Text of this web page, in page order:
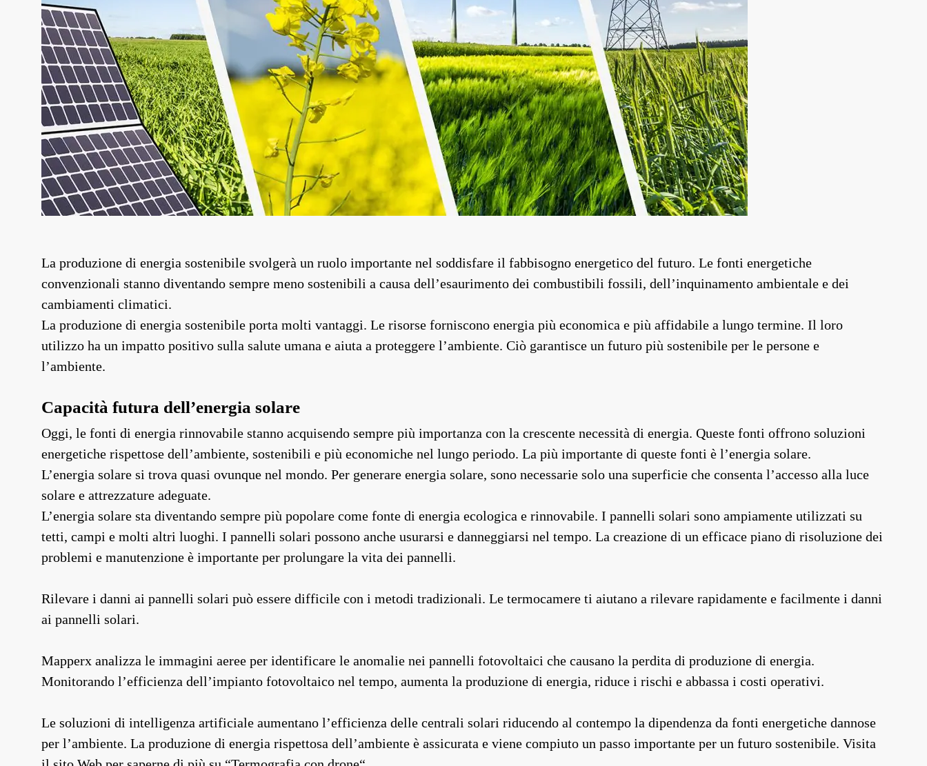
La produzione di energia sostenibile svolgerà un ruolo importante nel soddisfare il fabbisogno energetico del futuro. Le fonti energetiche
convenzionali stanno diventando sempre meno sostenibili a causa dell’esaurimento dei combustibili fossili, dell’inquinamento ambientale e dei
cambiamenti climatici.
La produzione di energia sostenibile porta molti vantaggi. Le risorse forniscono energia più economica e più affidabile a lungo termine. Il loro
utilizzo ha un impatto positivo sulla salute umana e aiuta a proteggere l’ambiente. Ciò garantisce un futuro più sostenibile per le persone e
l’ambiente.
Capacità futura dell’energia solare
Oggi, le fonti di energia rinnovabile stanno acquisendo sempre più importanza con la crescente necessità di energia. Queste fonti offrono soluzioni
energetiche rispettose dell’ambiente, sostenibili e più economiche nel lungo periodo. La più importante di queste fonti è l’energia solare.
L’energia solare si trova quasi ovunque nel mondo. Per generare energia solare, sono necessarie solo una superficie che consenta l’accesso alla luce
solare e attrezzature adeguate.
L’energia solare sta diventando sempre più popolare come fonte di energia ecologica e rinnovabile. I pannelli solari sono ampiamente utilizzati su
tetti, campi e molti altri luoghi. I pannelli solari possono anche usurarsi e danneggiarsi nel tempo. La creazione di un efficace piano di risoluzione dei
problemi e manutenzione è importante per prolungare la vita dei pannelli.
Rilevare i danni ai pannelli solari può essere difficile con i metodi tradizionali. Le termocamere ti aiutano a rilevare rapidamente e facilmente i danni
ai pannelli solari.
Mapperx analizza le immagini aeree per identificare le anomalie nei pannelli fotovoltaici che causano la perdita di produzione di energia.
Monitorando l’efficienza dell’impianto fotovoltaico nel tempo, aumenta la produzione di energia, riduce i rischi e abbassa i costi operativi.
Le soluzioni di intelligenza artificiale aumentano l’efficienza delle centrali solari riducendo al contempo la dipendenza da fonti energetiche dannose
per l’ambiente. La produzione di energia rispettosa dell’ambiente è assicurata e viene compiuto un passo importante per un futuro sostenibile. Visita